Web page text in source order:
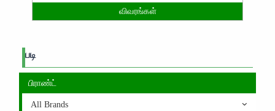
விவரங்கள்
படி
பிராண்ட்
All Brands